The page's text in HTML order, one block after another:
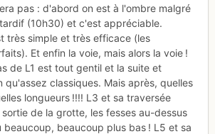
pas : d'abord on est à l'ombre malgré
(10h30) et c'est appréciable.
très simple et très efficace (les
Et enfin la voie, mais alors la voie !
de L1 est tout gentil et la suite et
qu'assez classiques. Mais après, quelles
longueurs !!!! L3 et sa traversée
de la grotte, les fesses au-dessus
beaucoup, beaucoup plus bas ! L5 et sa